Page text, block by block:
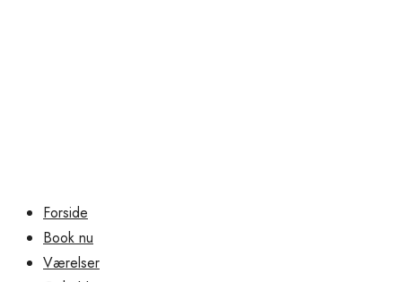
Forside
Book nu
Værelser